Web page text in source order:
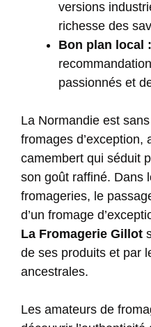
versions
richesse des
Bon plan local :
passionnés et
La Normandie est
fromages d’exception,
camembert qui séduit
son goût raffiné. Dans
fromageries, le
d’un fromage
La Fromagerie Gillot
de ses produits et par
ancestrales.
Les amateurs de